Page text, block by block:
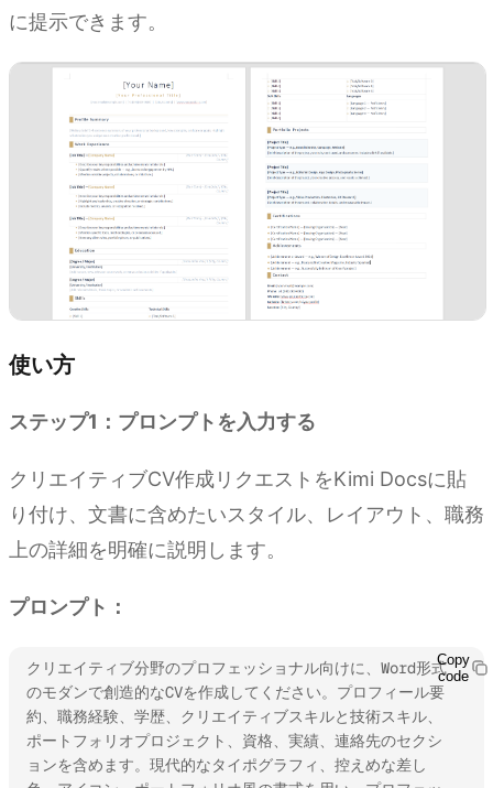
に提示できます。
使い方
ステップ1：プロンプトを入力する
クリエイティブCV作成リクエストをKimi Docsに貼
り付け、文書に含めたいスタイル、レイアウト、職務
上の詳細を明確に説明します。
プロンプト：
クリエイティブ分野のプロフェッショナル向けに、Word形式
のモダンで創造的なCVを作成してください。プロフィール要
約、職務経験、学歴、クリエイティブスキルと技術スキル、
ポートフォリオプロジェクト、資格、実績、連絡先のセクシ
ョンを含めます。現代的なタイポグラフィ、控えめな差し
Copy
code